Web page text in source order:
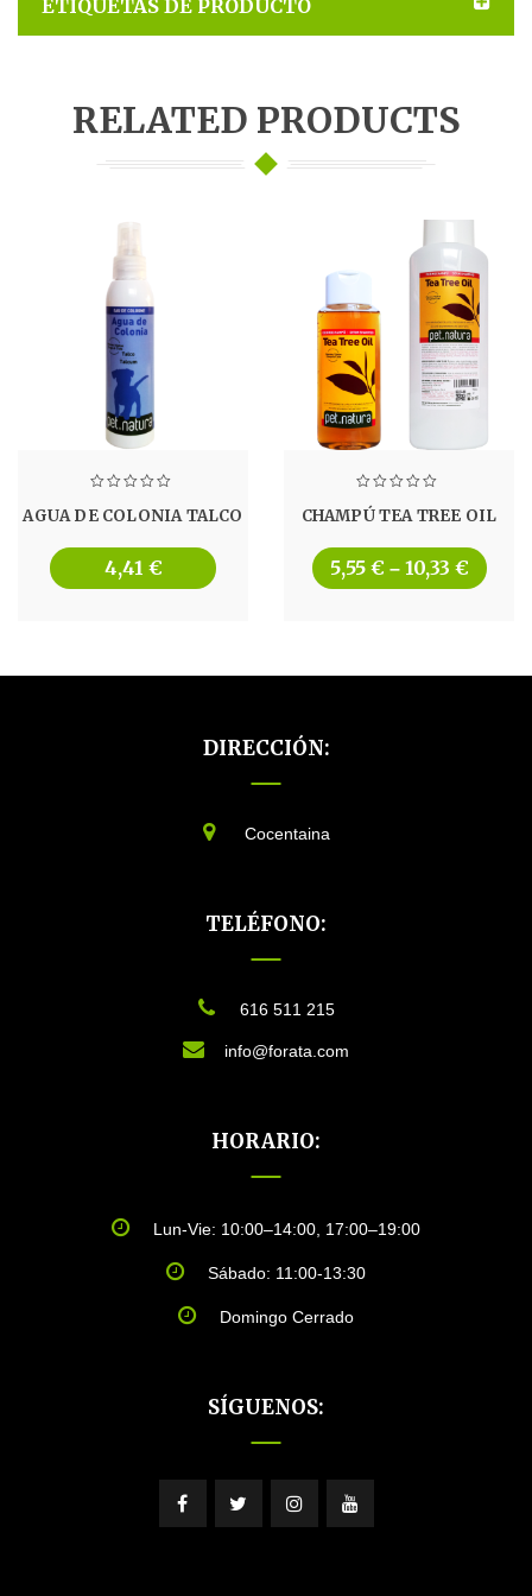
51 x 16 cm · Mediana: 91.5 x 68.5 x 16.5 cm · Grande:
111.5 x 89 x 20.5 cm
ETIQUETAS DE PRODUCTO
RELATED PRODUCTS
AGUA DE COLONIA TALCO
4,41 €
CHAMPÚ TEA TREE OIL
5,55 € – 10,33 €
DIRECCIÓN:
Cocentaina
TELÉFONO:
616 511 215
info@forata.com
HORARIO:
Lun-Vie: 10:00–14:00, 17:00–19:00
Sábado: 11:00-13:30
Domingo Cerrado
SÍGUENOS: